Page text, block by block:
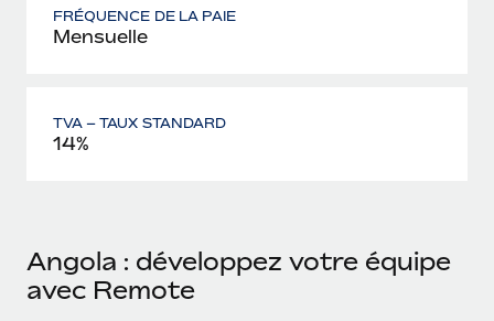
FRÉQUENCE DE LA PAIE
Mensuelle
TVA – TAUX STANDARD
14%
Angola : développez votre équipe
avec Remote